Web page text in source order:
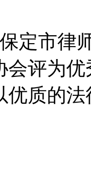
市律
会评为
优质的